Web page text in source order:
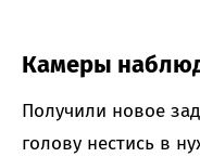
Камеры
Получили новое
голову нестись в